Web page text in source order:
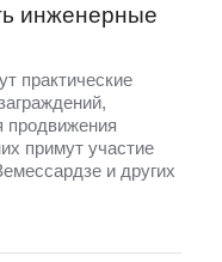
инженерные
практические
продвижения
примут участие
и других